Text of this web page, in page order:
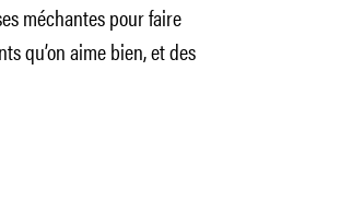
méchantes pour faire
qu’on aime bien, et des